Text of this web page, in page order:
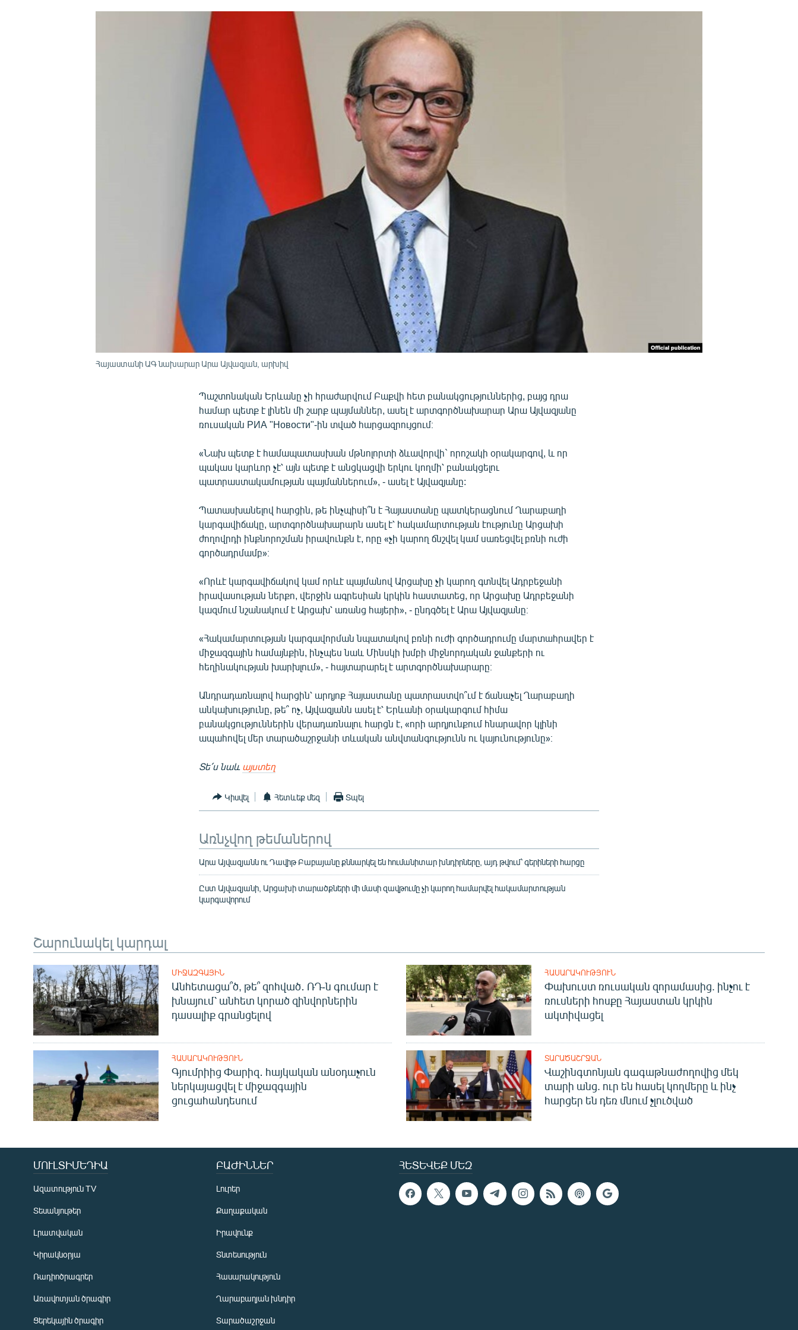
Հայաստանի ԱԳ նախարար Արա Այվազյան, արխիվ
Պաշտոնական Երևանը չի հրաժարվում Բաքվի հետ բանակցություններից, բայց դրա
համար պետք է լինեն մի շարք պայմաններ, ասել է արտգործնախարար Արա Այվազյանը
ռուսական РИА "Новости"-ին տված հարցազրույցում։
«Նախ պետք է համապատասխան մթնոլորտի ձևավորվի` որոշակի օրակարգով, և որ
պակաս կարևոր չէ՝ այն պետք է անցկացվի երկու կողմի՝ բանակցելու
պատրաստակամության պայմաններում», - ասել է Այվազյանը:
Պատասխանելով հարցին, թե ինչպիսի՞ն է Հայաստանը պատկերացնում Ղարաբաղի
կարգավիճակը, արտգործնախարարն ասել է՝ հակամարտության էությունը Արցախի
ժողովրդի ինքնորոշման իրավունքն է, որը «չի կարող ճնշվել կամ սառեցվել բռնի ուժի
գործադրմամբ»։
«Որևէ կարգավիճակով կամ որևէ պայմանով Արցախը չի կարող գտնվել Ադրբեջանի
իրավասության ներքո, վերջին ագրեսիան կրկին հաստատեց, որ Արցախը Ադրբեջանի
կազմում նշանակում է Արցախ՝ առանց հայերի», - ընդգծել է Արա Այվազյանը։
«Հակամարտության կարգավորման նպատակով բռնի ուժի գործադրումը մարտահրավեր է
միջազգային համայնքին, ինչպես նաև Մինսկի խմբի միջնորդական ջանքերի ու
հեղինակության խարխլում», - հայտարարել է արտգործնախարարը։
Անդրադառնալով հարցին՝ արդյոք Հայաստանը պատրաստվո՞ւմ է ճանաչել Ղարաբաղի
անկախությունը, թե՞ ոչ, Այվազյանն ասել է՝ Երևանի օրակարգում հիմա
բանակցություններին վերադառնալու հարցն է, «որի արդյունքում հնարավոր կլինի
ապահովել մեր տարածաշրջանի տևական անվտանգությունն ու կայունությունը»։
Տե՛ս նաև այստեղ
Կիսվել Հետևեք մեզ Տպել
Առնչվող թեմաներով
Արա Այվազյանն ու Դավիթ Բաբայանը քննարկել են հումանիտար խնդիրները, այդ թվում՝ գերիների հարցը
Ըստ Այվազյանի, Արցախի տարածքների մի մասի զավթումը չի կարող համարվել հակամարտության
կարգավորում
Շարունակել կարդալ
ՄԻՋԱԶԳԱՅԻՆ
Անհետացա՞ծ, թե՞ զոհված․ ՌԴ-ն գումար է
խնայում՝ անհետ կորած զինվորներին
դասալիք գրանցելով
ՀԱՍԱՐԱԿՈՒԹՅՈՒՆ
Փախուստ ռուսական զորամասից. ինչու է
ռուսների հոսքը Հայաստան կրկին
ակտիվացել
ՀԱՍԱՐԱԿՈՒԹՅՈՒՆ
Գյումրիից Փարիզ․ հայկական անօդաչուն
ներկայացվել է միջազգային
ցուցահանդեսում
ՏԱՐԱԾԱՇՐՋԱՆ
Վաշինգտոնյան գագաթնաժողովից մեկ
տարի անց. ուր են հասել կողմերը և ինչ
հարցեր են դեռ մնում չլուծված
ՀԵՏԵՎԵՔ ՄԵԶ
ՄՈՒԼՏԻՄԵԴԻԱ
Ազատություն TV
Տեսանյութեր
Լրատվական
Կիրակնօրյա
Ռադիոծրագրեր
Առավոտյան ծրագիր
Ցերեկային ծրագիր
ԲԱԺԻՆՆԵՐ
Լուրեր
Քաղաքական
Իրավունք
Տնտեսություն
Հասարակություն
Ղարաբաղյան խնդիր
Տարածաշրջան